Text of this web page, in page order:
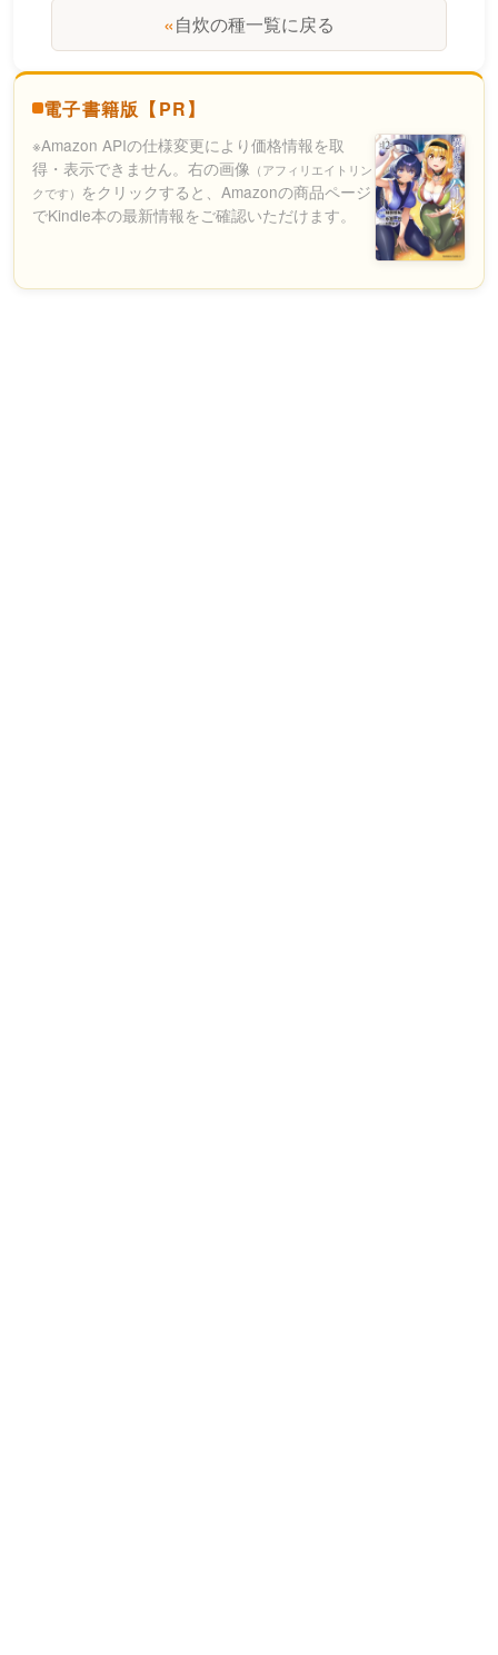
«自炊の種一覧に戻る
電子書籍版【PR】
※Amazon APIの仕様変更により価格情報を取
得・表示できません。右の画像 （アフィリエイトリン
クです） をクリックすると、Amazonの商品ページ
でKindle本の最新情報をご確認いただけます。